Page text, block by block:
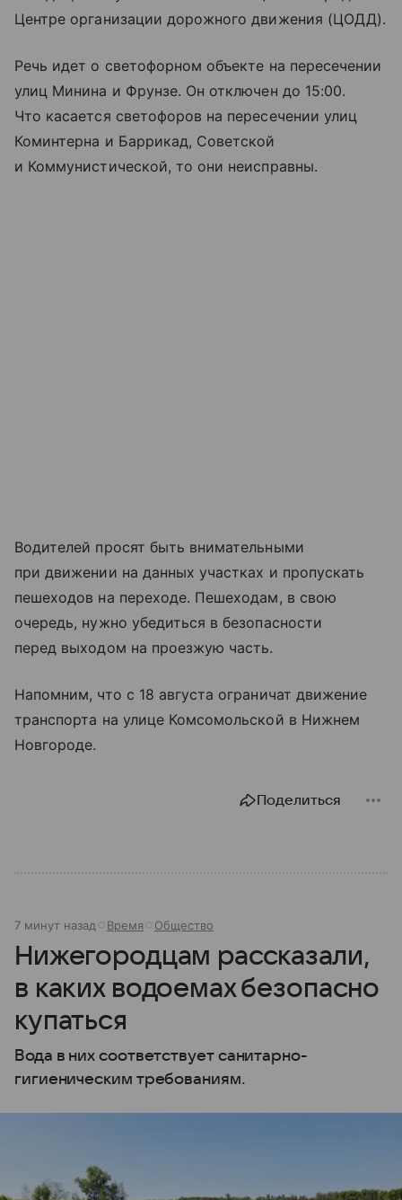
Центре организации дорожного движения (ЦОДД).
Речь идет о светофорном объекте на пересечении
улиц Минина и Фрунзе. Он отключен до 15:00.
Что касается светофоров на пересечении улиц
Коминтерна и Баррикад, Советской
и Коммунистической, то они неисправны.
Водителей просят быть внимательными
при движении на данных участках и пропускать
пешеходов на переходе. Пешеходам, в свою
очередь, нужно убедиться в безопасности
перед выходом на проезжую часть.
Напомним, что с 18 августа ограничат движение
транспорта на улице Комсомольской в Нижнем
Новгороде.
Поделиться
7 минут назад Время Общество
Нижегородцам рассказали,
в каких водоемах безопасно
купаться
Вода в них соответствует санитарно-
гигиеническим требованиям.